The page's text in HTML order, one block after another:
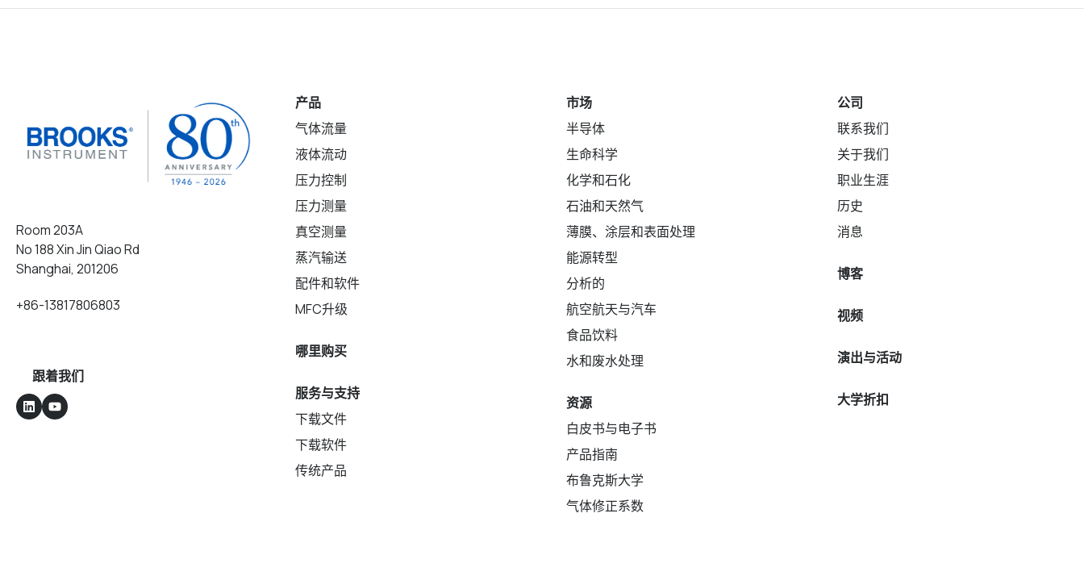
Room 203A
No 188 Xin Jin Qiao Rd
Shanghai, 201206
+86-13817806803
跟着我们
产品
气体流量
液体流动
压力控制
压力测量
真空测量
蒸汽输送
配件和软件
MFC升级
哪里购买
服务与支持
下载文件
下载软件
传统产品
市场
半导体
生命科学
化学和石化
石油和天然气
薄膜、涂层和表面处理
能源转型
分析的
航空航天与汽车
食品饮料
水和废水处理
资源
白皮书与电子书
产品指南
布鲁克斯大学
气体修正系数
公司
联系我们
关于我们
职业生涯
历史
消息
博客
视频
演出与活动
大学折扣